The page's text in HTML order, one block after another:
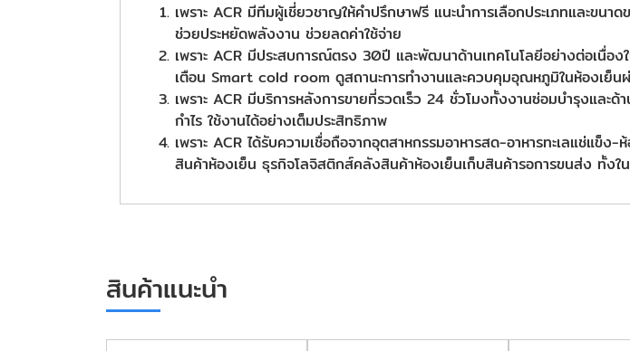
เพราะ ACR มีทีมผู้เชี่ยวชาญให้คำปรึกษาฟรี แนะนำการเลือกประเภทและข
ช่วยประหยัดพลังงาน ช่วยลดค่าใช้จ่าย
เพราะ ACR มีประสบการณ์ตรง 30ปี และพัฒนาด้านเทคโนโลยีอย่างต่อเนื่
เตือน Smart cold room ดูสถานะการทำงานและควบคุมอุณหภูมิในห้องเย็น
เพราะ ACR มีบริการหลังการขายที่รวดเร็ว 24 ชั่วโมงทั้งงานซ่อมบำรุงและ
กำไร ใช้งานได้อย่างเต็มประสิทธิภาพ
เพราะ ACR ได้รับความเชื่อถือจากอุตสาหกรรมอาหารสด-อาหารทะเลแช่แข็
สินค้าห้องเย็น ธุรกิจโลจิสติกส์คลังสินค้าห้องเย็นเก็บสินค้ารอการขนส่ง ทั้งใน
สินค้าแนะนำ